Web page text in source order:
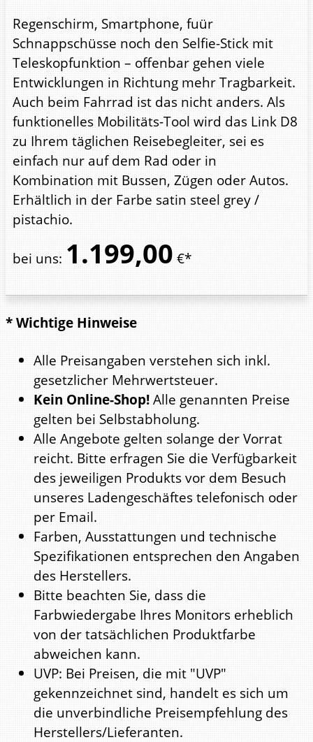
Regenschirm, Smartphone, fuür
Schnappschüsse noch den Selfie-Stick mit
Teleskopfunktion – offenbar gehen viele
Entwicklungen in Richtung mehr Tragbarkeit.
Auch beim Fahrrad ist das nicht anders. Als
funktionelles Mobilitäts-Tool wird das Link D8
zu Ihrem täglichen Reisebegleiter, sei es
einfach nur auf dem Rad oder in
Kombination mit Bussen, Zügen oder Autos.
Erhältlich in der Farbe satin steel grey /
pistachio.
bei uns: 1.199,00 €*
* Wichtige Hinweise
Alle Preisangaben verstehen sich inkl.
gesetzlicher Mehrwertsteuer.
Kein Online-Shop!Alle genannten Preise
gelten bei Selbstabholung.
Alle Angebote gelten solange der Vorrat
reicht. Bitte erfragen Sie die Verfügbarkeit
des jeweiligen Produkts vor dem Besuch
unseres Ladengeschäftes telefonisch oder
per Email.
Farben, Ausstattungen und technische
Spezifikationen entsprechen den Angaben
des Herstellers.
Bitte beachten Sie, dass die
Farbwiedergabe Ihres Monitors erheblich
von der tatsächlichen Produktfarbe
abweichen kann.
UVP: Bei Preisen, die mit "UVP"
gekennzeichnet sind, handelt es sich um
die unverbindliche Preisempfehlung des
Herstellers/Lieferanten.